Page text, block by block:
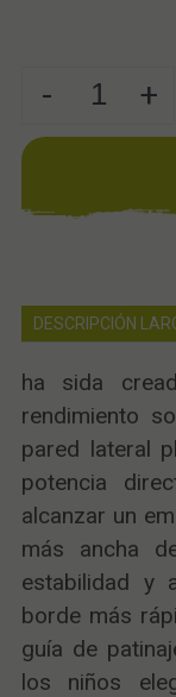
- +
DESCRIPCIÓN
ha sida
rendimiento
pared lateral
potencia
alcanzar un
más ancha
estabilidad y
borde más
guía de
los niños